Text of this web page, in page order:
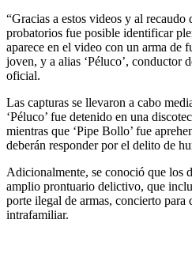
“Gracias a estos videos y al recaudo
probatorios fue posible identificar
aparece en el video con un arma de
joven, y a alias ‘Péluco’, conductor
oficial.
Las capturas se llevaron a cabo
‘Péluco’ fue detenido en una
mientras que ‘Pipe Bollo’ fue
deberán responder por el delito de
Adicionalmente, se conoció que los
amplio prontuario delictivo, que
porte ilegal de armas, concierto
intrafamiliar.